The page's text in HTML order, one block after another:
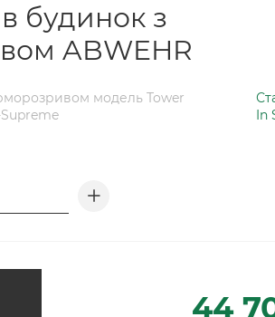
в будинок з
ABWEHR
модель Tower
Supreme
In
44